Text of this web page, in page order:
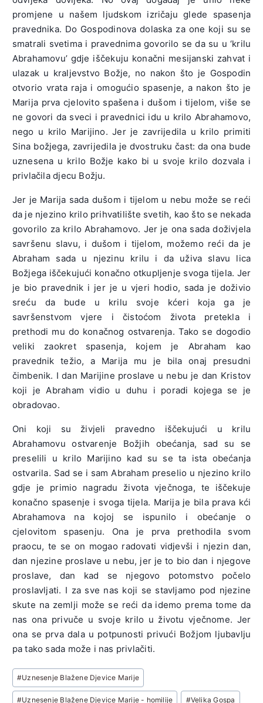
promjene u našem ljudskom izričaju glede spasenja
pravednika. Do Gospodinova dolaska za one koji su se
smatrali svetima i pravednima govorilo se da su u ‘krilu
Abrahamovu’ gdje iščekuju konačni mesijanski zahvat i
ulazak u kraljevstvo Božje, no nakon što je Gospodin
otvorio vrata raja i omogućio spasenje, a nakon što je
Marija prva cjelovito spašena i dušom i tijelom, više se
ne govori da sveci i pravednici idu u krilo Abrahamovo,
nego u krilo Marijino. Jer je zavrijedila u krilo primiti
Sina božjega, zavrijedila je dvostruku čast: da ona bude
uznesena u krilo Božje kako bi u svoje krilo dozvala i
privlačila djecu Božju.
Jer je Marija sada dušom i tijelom u nebu može se reći
da je njezino krilo prihvatilište svetih, kao što se nekada
govorilo za krilo Abrahamovo. Jer je ona sada doživjela
savršenu slavu, i dušom i tijelom, možemo reći da je
Abraham sada u njezinu krilu i da uživa slavu lica
Božjega iščekujući konačno otkupljenje svoga tijela. Jer
je bio pravednik i jer je u vjeri hodio, sada je doživio
sreću da bude u krilu svoje kćeri koja ga je
savršenstvom vjere i čistoćom života pretekla i
prethodi mu do konačnog ostvarenja. Tako se dogodio
veliki zaokret spasenja, kojem je Abraham kao
pravednik težio, a Marija mu je bila onaj presudni
čimbenik. I dan Marijine proslave u nebu je dan Kristov
koji je Abraham vidio u duhu i poradi kojega se je
obradovao.
Oni koji su živjeli pravedno iščekujući u krilu
Abrahamovu ostvarenje Božjih obećanja, sad su se
preselili u krilo Marijino kad su se ta ista obećanja
ostvarila. Sad se i sam Abraham preselio u njezino krilo
gdje je primio nagradu života vječnoga, te iščekuje
konačno spasenje i svoga tijela. Marija je bila prava kći
Abrahamova na kojoj se ispunilo i obećanje o
cjelovitom spasenju. Ona je prva prethodila svom
praocu, te se on mogao radovati vidjevši i njezin dan,
dan njezine proslave u nebu, jer je to bio dan i njegove
proslave, dan kad se njegovo potomstvo počelo
proslavljati. I za sve nas koji se stavljamo pod njezine
skute na zemlji može se reći da idemo prema tome da
nas ona privuče u svoje krilo u životu vječnome. Jer
ona se prva dala u potpunosti privući Božjom ljubavlju
pa tako sada može i nas privlačiti.
Post
Tags:
#Uznesenje Blažene Djevice Marije
#Uznesenje Blažene Djevice Marije - homilije #Velika Gospa